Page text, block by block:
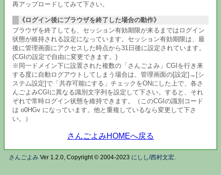
再アップロードしてみて下さい。
《ログイン後にブラウザを終了した場合の動作》
ブラウザを終了しても、セッション有効期限が来るまではログイン
状態が維持される設定になっています。セッション有効期限は、最
後に管理画面にアクセスした時点から31日後に設定されています。
(CGIの設定で自由に変更できます。)
※同一ドメイン下に設置された複数の「さんごよみ」CGIを行き来
する度に自動ログアウトしてしまう場合は、管理画面の[設定]→[シ
ステム設定]で「共存可能にする」チェックをONにした上で、各さ
んごよみCGIに異なる識別文字列を設定して下さい。すると、それ
ぞれで常時ログイン状態を維持できます。（このCGIの識別コード
は o0HGv になっています。他と重複しているなら変更して下さ
い。）
さんごよみHOMEへ戻る
さんごよみVer 1.2.0, Copyright © 2004-2023 にしし/西村文宏.